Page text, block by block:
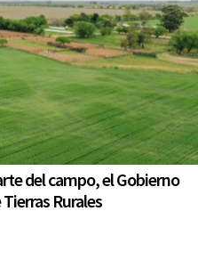
del campo, el Gobierno
Rurales